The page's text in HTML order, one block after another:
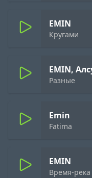
EMIN
Кругами
EMIN,
Разные
Emin
Fatima
EMIN
Время-река